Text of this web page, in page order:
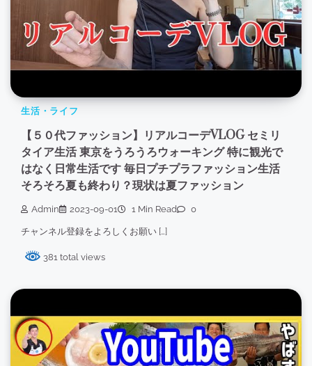
生活・ライフ
【５０代ファッション】リアルコーデVLOG セミリ
タイア生活 東京をうろうろウォーキング 特に観光で
はなく日常生活です 毎日プチプラファッション生活
そろそろ夏も終わり？現状は夏ファッション
Admin 2023-09-01 1 Min Read 0
チャンネル登録をよろしくお願い […]
381 total views